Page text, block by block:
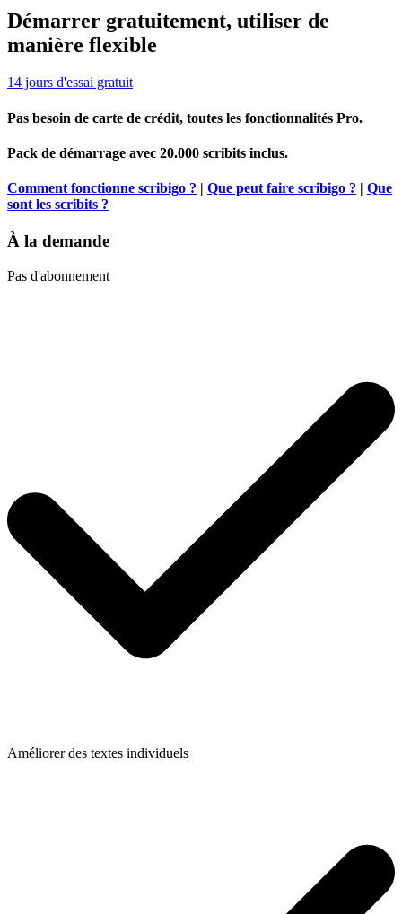
Démarrer gratuitement, utiliser de
manière flexible
14 jours d'essai gratuit
Pas besoin de carte de crédit, toutes les fonctionnalités Pro.
Pack de démarrage avec 20.000 scribits inclus.
Comment fonctionne scribigo ? | Que peut faire scribigo ? | Que
sont les scribits ?
À la demande
Pas d'abonnement
Améliorer des textes individuels